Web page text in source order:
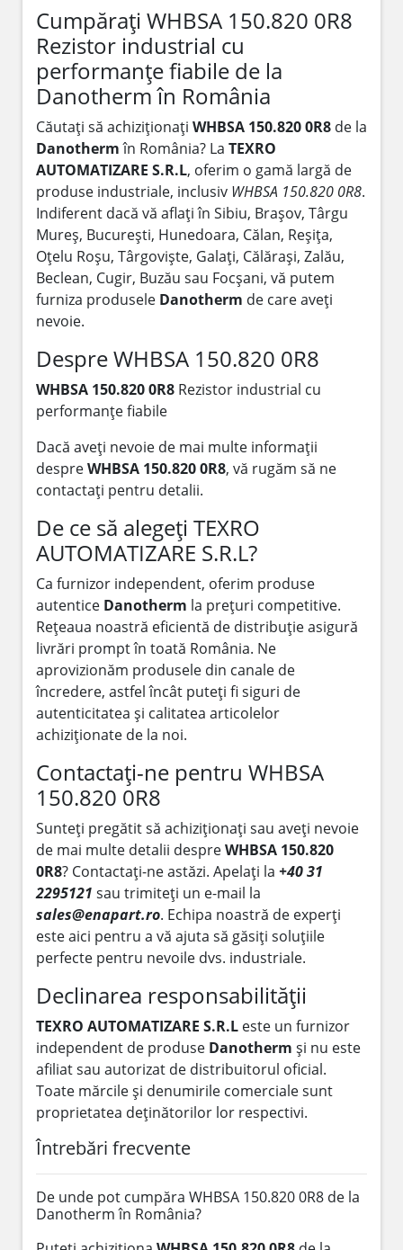
Cumpărați WHBSA 150.820 0R8
Rezistor industrial cu
performanțe fiabile de la
Danotherm în România
Căutați să achiziționați WHBSA 150.820 0R8 de la
Danothermîn România? La TEXRO
AUTOMATIZARE S.R.L, oferim o gamă largă de
produse industriale, inclusiv WHBSA 150.820 0R8.
Indiferent dacă vă aflați în Sibiu, Brașov, Târgu
Mureș, București, Hunedoara, Călan, Reșița,
Oțelu Roșu, Târgoviște, Galați, Călărași, Zalău,
Beclean, Cugir, Buzău sau Focșani, vă putem
furniza produsele Danotherm de care aveți
nevoie.
Despre WHBSA 150.820 0R8
WHBSA 150.820 0R8 Rezistor industrial cu
performanțe fiabile
Dacă aveți nevoie de mai multe informații
despreWHBSA 150.820 0R8, vă rugăm să ne
contactați pentru detalii.
De ce să alegeți TEXRO
AUTOMATIZARE S.R.L?
Ca furnizor independent, oferim produse
autentice Danotherm la prețuri competitive.
Rețeaua noastră eficientă de distribuție asigură
livrări prompt în toată România. Ne
aprovizionăm produsele din canale de
încredere, astfel încât puteți fi siguri de
autenticitatea și calitatea articolelor
achiziționate de la noi.
Contactați-ne pentru WHBSA
150.820 0R8
Sunteți pregătit să achiziționați sau aveți nevoie
de mai multe detalii despreWHBSA 150.820
0R8? Contactați-ne astăzi. Apelați la +40 31
2295121 sau trimiteți un e-mail la
sales@enapart.ro. Echipa noastră de experți
este aici pentru a vă ajuta să găsiți soluțiile
perfecte pentru nevoile dvs. industriale.
Declinarea responsabilității
TEXRO AUTOMATIZARE S.R.L este un furnizor
independent de produse Danotherm și nu este
afiliat sau autorizat de distribuitorul oficial.
Toate mărcile și denumirile comerciale sunt
proprietatea deținătorilor lor respectivi.
Întrebări frecvente
De unde pot cumpăra WHBSA 150.820 0R8 de la
Danotherm în România?